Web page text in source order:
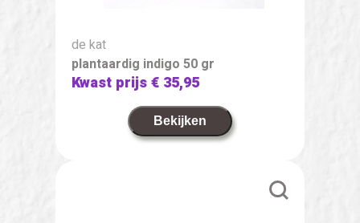
de kat
plantaardig indigo 50 gr
Kwast prijs€ 35,95
Bekijken